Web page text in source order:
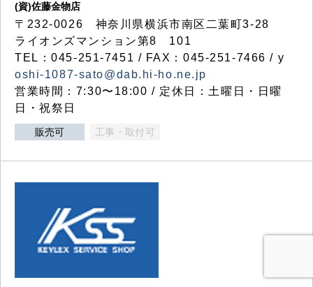
(資)佐藤金物店
〒232-0026 神奈川県横浜市南区二葉町3-28
ライオンズマンション第8 101
TEL：045-251-7451 / FAX：045-251-7466 / y
oshi-1087-sato@dab.hi-ho.ne.jp
営業時間：7:30〜18:00 / 定休日：土曜日・日曜
日・祝祭日
販売可 工事・取付可